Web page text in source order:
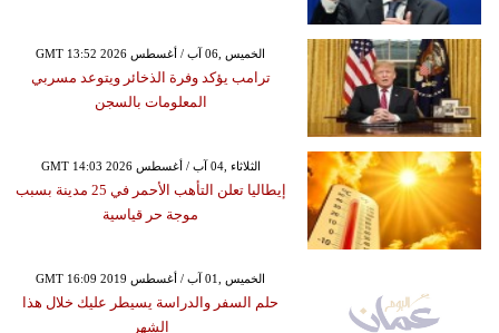
GMT 13:52 2026 الخميس ,06 آب / أغسطس
ترامب يؤكد وفرة الذخائر ويتوعد مسربي
المعلومات بالسجن
GMT 14:03 2026 الثلاثاء ,04 آب / أغسطس
إيطاليا تعلن التأهب الأحمر في 25 مدينة بسبب
موجة حر قياسية
GMT 16:09 2019 الخميس ,01 آب / أغسطس
حلم السفر والدراسة يسيطر عليك خلال هذا
الشهر